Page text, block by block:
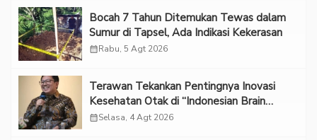
Bocah 7 Tahun Ditemukan Tewas dalam
Sumur di Tapsel, Ada Indikasi Kekerasan
calendar_monthRabu, 5 Agt 2026
Terawan Tekankan Pentingnya Inovasi
Kesehatan Otak di “Indonesian Brain
Forum 2026 UPN Veteran Jakarta”
calendar_monthSelasa, 4 Agt 2026